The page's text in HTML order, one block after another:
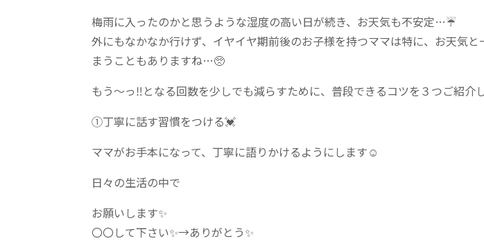
梅雨に入ったのかと思うような湿度の高い日が続き、お天気も不安定…☔️
外にもなかなか行けず、イヤイヤ期前後のお子様を持つママは特に、お天気
まうこともありますね…🥺
もう〜っ‼️となる回数を少しでも減らすために、普段できるコツを３つご紹介
①丁寧に話す習慣をつける💓
ママがお手本になって、丁寧に語りかけるようにします☺️
日々の生活の中で
お願いします✨
〇〇して下さい✨→ありがとう✨